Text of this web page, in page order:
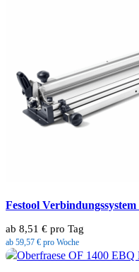
Festool
ab 8,51 € pro Tag
ab 59,57 € pro Woche